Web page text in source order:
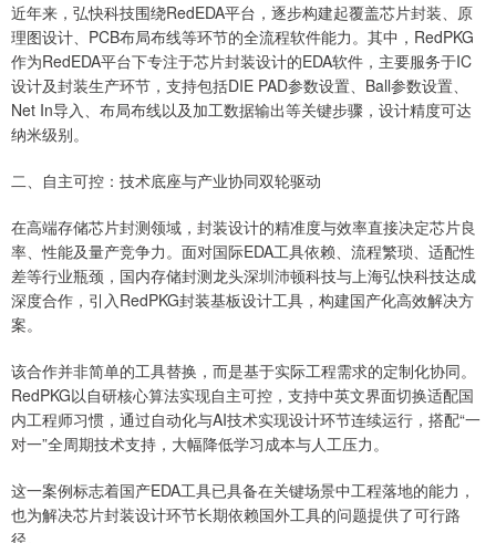
近年来，弘快科技围绕RedEDA平台，逐步构建起覆盖芯片封装、原
理图设计、PCB布局布线等环节的全流程软件能力。其中，RedPKG
作为RedEDA平台下专注于芯片封装设计的EDA软件，主要服务于IC
设计及封装生产环节，支持包括DIE PAD参数设置、Ball参数设置、
Net In导入、布局布线以及加工数据输出等关键步骤，设计精度可达
纳米级别。
二、自主可控：技术底座与产业协同双轮驱动
在高端存储芯片封测领域，封装设计的精准度与效率直接决定芯片良
率、性能及量产竞争力。面对国际EDA工具依赖、流程繁琐、适配性
差等行业瓶颈，国内存储封测龙头深圳沛顿科技与上海弘快科技达成
深度合作，引入RedPKG封装基板设计工具，构建国产化高效解决方
案。
该合作并非简单的工具替换，而是基于实际工程需求的定制化协同。
RedPKG以自研核心算法实现自主可控，支持中英文界面切换适配国
内工程师习惯，通过自动化与AI技术实现设计环节连续运行，搭配“一
对一”全周期技术支持，大幅降低学习成本与人工压力。
这一案例标志着国产EDA工具已具备在关键场景中工程落地的能力，
也为解决芯片封装设计环节长期依赖国外工具的问题提供了可行路